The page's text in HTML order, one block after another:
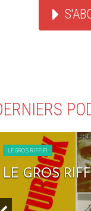
LE GROS RIFFIFI
LE GROS